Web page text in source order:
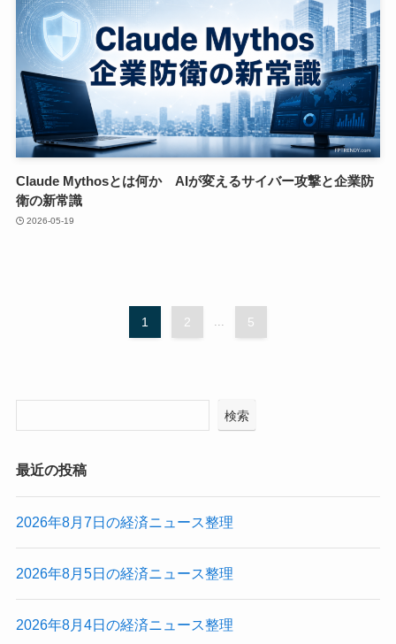
Claude Mythosとは何か AIが変えるサイバー攻撃と企業防
衛の新常識
2026-05-19
1 2 5
検索
最近の投稿
2026年8月7日の経済ニュース整理
2026年8月5日の経済ニュース整理
2026年8月4日の経済ニュース整理